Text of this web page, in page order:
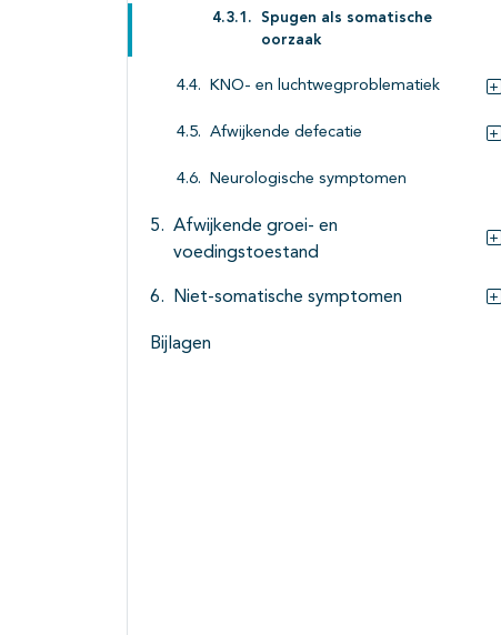
Spugen als somatische
oorzaak
KNO- en luchtwegproblematiek
Afwijkende defecatie
Neurologische symptomen
Afwijkende groei- en
voedingstoestand
Niet-somatische symptomen
Bijlagen